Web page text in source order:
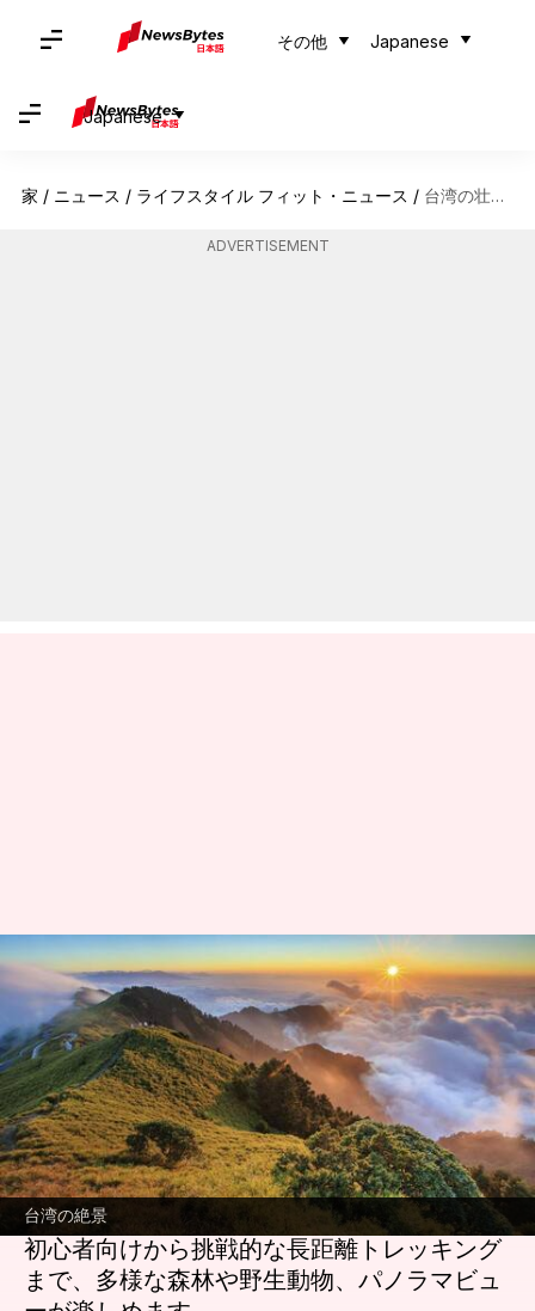
その他 Japanese
Japanese
家 / ニュース / ライフスタイル フィット・ニュース / 台湾の壮大な山岳風景を探る
ADVERTISEMENT
台湾の絶景
台湾の壮大な山岳風景を探る
著者 Keito Komeda Jul 01, 2026 04:45 am
どんな話なの
台湾はアジアでも有数の美しい山岳地帯を誇
り、ハイカーにとって自然の美しさと新鮮な
空気を求める冒険の場となっています。標高
4,000メートル近くに達するこれらの山々は、
初心者向けから挑戦的な長距離トレッキング
まで、多様な森林や野生動物、パノラマビュ